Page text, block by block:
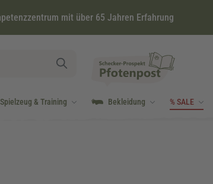
mit über 65 Jahren Erfahrung
Spielzeug & Training Bekleidung % SALE